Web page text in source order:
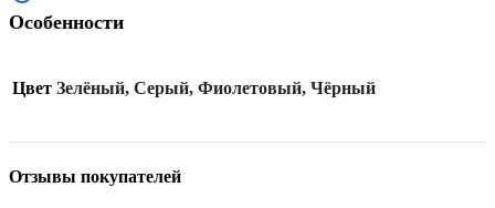
Особенности
Цвет Зелёный, Серый, Фиолетовый, Чёрный
Отзывы покупателей